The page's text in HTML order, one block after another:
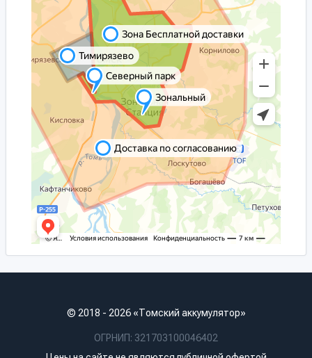
© 2018 - 2026 «Томский аккумулятор»
ОГРНИП: 321703100046402